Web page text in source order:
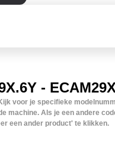
-
voor je specifieke
machine. Als je een andere
een ander product' te klikken.